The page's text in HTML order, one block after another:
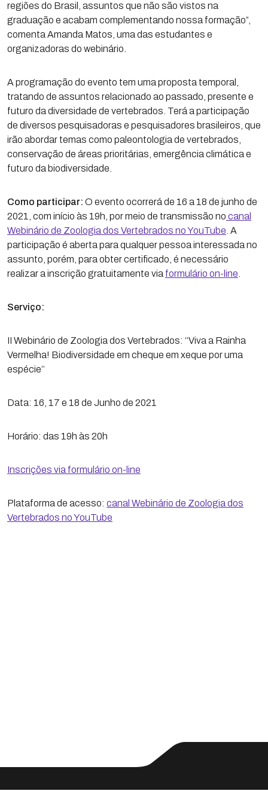
regiões do Brasil, assuntos que não são vistos na
graduação e acabam complementando nossa formação”,
comenta Amanda Matos, uma das estudantes e
organizadoras do webinário.
A programação do evento tem uma proposta temporal,
tratando de assuntos relacionado ao passado, presente e
futuro da diversidade de vertebrados. Terá a participação
de diversos pesquisadoras e pesquisadores brasileiros, que
irão abordar temas como paleontologia de vertebrados,
conservação de áreas prioritárias, emergência climática e
futuro da biodiversidade.
Como participar: O evento ocorrerá de 16 a 18 de junho de
2021, com início às 19h, por meio de transmissão no canal
Webinário de Zoologia dos Vertebrados no YouTube . A
participação é aberta para qualquer pessoa interessada no
assunto, porém, para obter certificado, é necessário
realizar a inscrição gratuitamente via formulário on-line
Serviço:
II Webinário de Zoologia dos Vertebrados: ‘‘Viva a Rainha
Vermelha! Biodiversidade em cheque em xeque por uma
espécie’’
Data: 16, 17 e 18 de Junho de 2021
Horário: das 19h às 20h
Inscrições via formulário on-line
Plataforma de acesso: canal Webinário de Zoologia dos
Vertebrados no YouTube